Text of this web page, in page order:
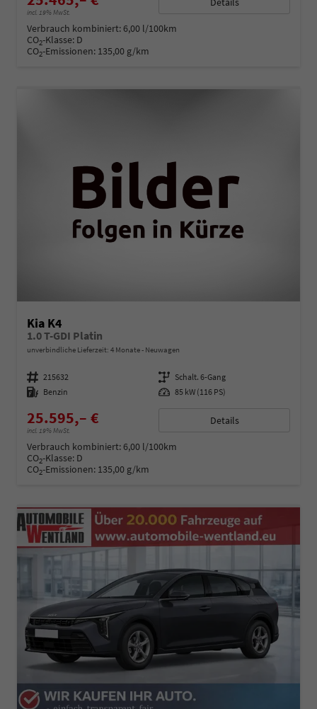
incl. 19% MwSt.
Verbrauch kombiniert:6,00 l/100km
CO2-Klasse: D
CO2-Emissionen: 135,00 g/km
Kia K4
1.0 T-GDI Platin
unverbindliche Lieferzeit: 4 Monate Neuwagen
Fahrzeugnummer 215632 Getriebe Schalt. 6-Gang
Kraftstoff Benzin Leistung 85 kW (116 PS)
25.595,– €
incl. 19% MwSt.
Details
Verbrauch kombiniert:6,00 l/100km
CO2-Klasse: D
CO2-Emissionen: 135,00 g/km